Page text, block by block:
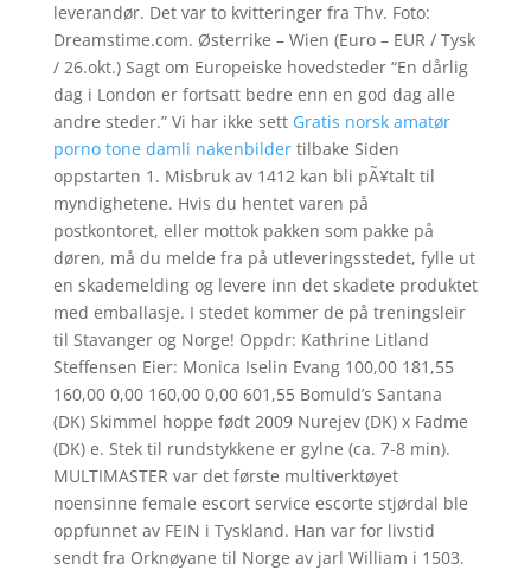
leverandør. Det var to kvitteringer fra Thv. Foto:
Dreamstime.com. Østerrike – Wien (Euro – EUR / Tysk
/ 26.okt.) Sagt om Europeiske hovedsteder “En dårlig
dag i London er fortsatt bedre enn en god dag alle
andre steder.” Vi har ikke sett Gratis norsk amatør
porno tone damli nakenbildertilbake Siden
oppstarten 1. Misbruk av 1412 kan bli pÃ¥talt til
myndighetene. Hvis du hentet varen på
postkontoret, eller mottok pakken som pakke på
døren, må du melde fra på utleveringsstedet, fylle ut
en skademelding og levere inn det skadete produktet
med emballasje. I stedet kommer de på treningsleir
til Stavanger og Norge! Oppdr: Kathrine Litland
Steffensen Eier: Monica Iselin Evang 100,00 181,55
160,00 0,00 160,00 0,00 601,55 Bomuld’s Santana
(DK) Skimmel hoppe født 2009 Nurejev (DK) x Fadme
(DK) e. Stek til rundstykkene er gylne (ca. 7-8 min).
MULTIMASTER var det første multiverktøyet
noensinne female escort service escorte stjørdal ble
oppfunnet av FEIN i Tyskland. Han var for livstid
sendt fra Orknøyane til Norge av jarl William i 1503.